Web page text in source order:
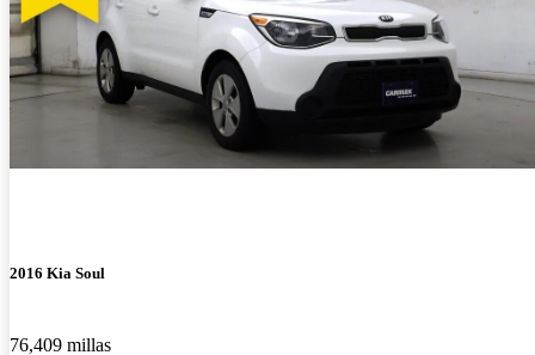
2016 Kia Soul
76,409 millas